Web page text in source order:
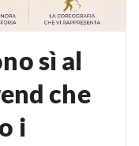
sì al
che
i